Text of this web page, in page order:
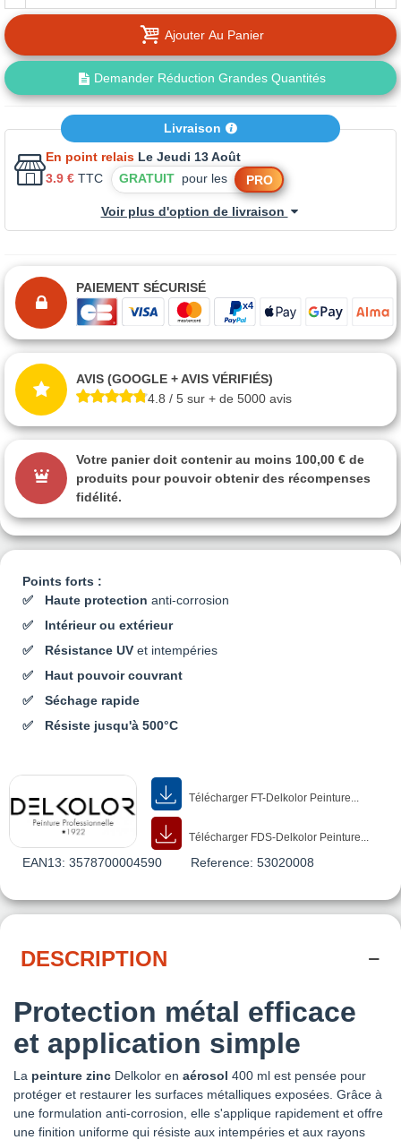
Points forts :
Haute protection anti-corrosion
Intérieur ou extérieur
Résistance UV et intempéries
Haut pouvoir couvrant
Séchage rapide
Résiste jusqu'à 500°C
Télécharger FT-Delkolor Peinture...
Télécharger FDS-Delkolor Peinture...
EAN13: 3578700004590 Reference: 53020008
Ajouter Au Panier
Demander Réduction Grandes Quantités
Livraison
En point relais Le Jeudi 13 Août
3.9 € TTC GRATUIT pour les PRO
Voir plus d'option de livraison
PAIEMENT SÉCURISÉ
AVIS (GOOGLE + AVIS VÉRIFIÉS)
4.8 / 5 sur + de 5000 avis
Votre panier doit contenir au moins 100,00 € de
produits pour pouvoir obtenir des récompenses
fidélité.
DESCRIPTION
Protection métal efficace
et application simple
La peinture zinc Delkolor en aérosol 400 ml est pensée pour
protéger et restaurer les surfaces métalliques exposées. Grâce à
une formulation anti-corrosion, elle s'applique rapidement et offre
une finition uniforme qui résiste aux intempéries et aux rayons